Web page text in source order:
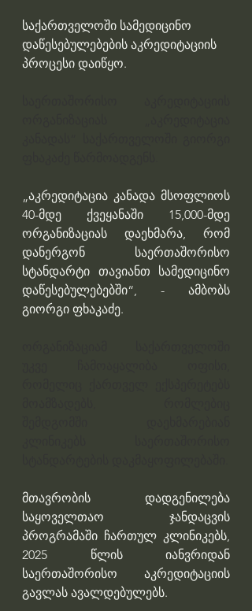
საქართველოში სამედიცინო
დაწესებულებების აკრედიტაციის
პროცესი დაიწყო.
„აკრედიტაცია კანადა მსოფლიოს
40-მდე ქვეყანაში 15,000-მდე
ორგანიზაციას დაეხმარა, რომ
დანერგონ საერთაშორისო
სტანდარტი თავიანთ სამედიცინო
დაწესებულებებში“, - ამბობს
გიორგი ფხაკაძე.
მთავრობის დადგენილება
საყოველთაო ჯანდაცვის
პროგრამაში ჩართულ კლინიკებს,
2025 წლის იანვრიდან
საერთაშორისო აკრედიტაციის
გავლას ავალდებულებს.